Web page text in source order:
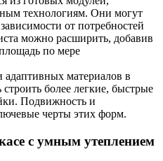
технологиям. Они могут
от потребностей
можно расширить, добавив
по мере
материалов в
более легкие, быстрые
Подвижность и
черты этих форм.
с умным утеплением